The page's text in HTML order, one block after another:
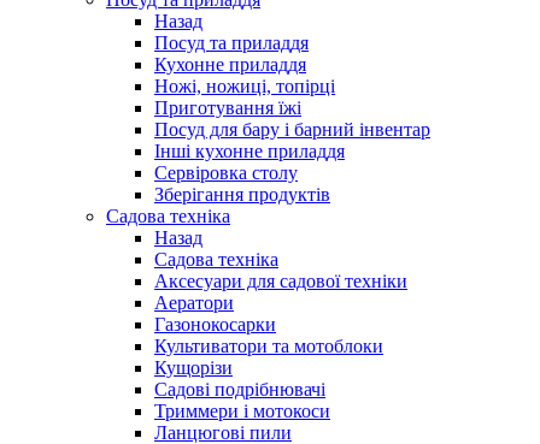
Назад
Посуд та приладдя
Кухонне приладдя
Ножі, ножиці, топірці
Приготування їжі
Посуд для бару і барний інвентар
Інші кухонне приладдя
Сервіровка столу
Зберігання продуктів
Садова техніка
Назад
Садова техніка
Аксесуари для садової техніки
Аератори
Газонокосарки
Культиватори та мотоблоки
Кущорізи
Садові подрібнювачі
Триммери і мотокоси
Ланцюгові пили